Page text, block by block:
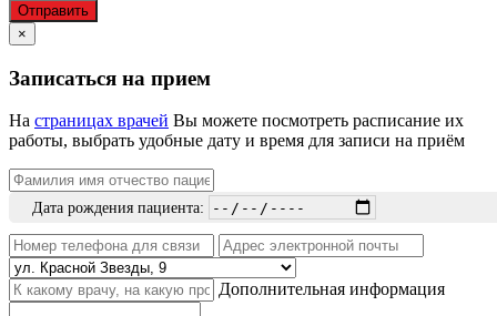
Отправить
×
Записаться на прием
На страницах врачей Вы можете посмотреть расписание их
работы, выбрать удобные дату и время для записи на приём
Дата рождения пациента:
Дополнительная информация